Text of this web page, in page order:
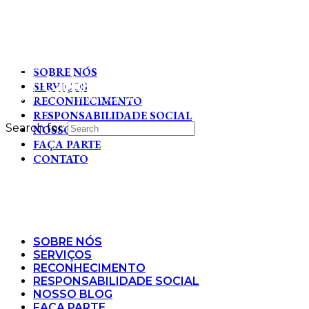
SOBRE NÓS
SERVIÇOS
RECONHECIMENTO
RESPONSABILIDADE SOCIAL
NOSSO BLOG
FAÇA PARTE
CONTATO
Search for:
SOBRE NÓS
SERVIÇOS
RECONHECIMENTO
RESPONSABILIDADE SOCIAL
NOSSO BLOG